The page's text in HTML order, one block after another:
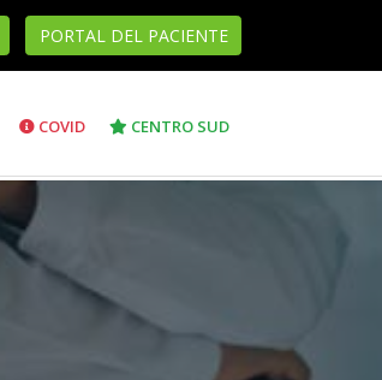
PORTAL DEL PACIENTE
COVID CENTRO SUD